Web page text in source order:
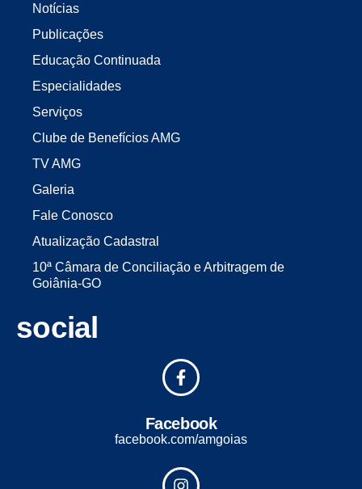
Notícias
Publicações
Educação Continuada
Especialidades
Serviços
Clube de Benefícios AMG
TV AMG
Galeria
Fale Conosco
Atualização Cadastral
10ª Câmara de Conciliação e Arbitragem de
Goiânia-GO
social
Facebook
facebook.com/amgoias